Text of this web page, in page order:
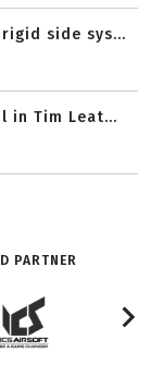
side sys...
in Tim Leat...
PARTNER